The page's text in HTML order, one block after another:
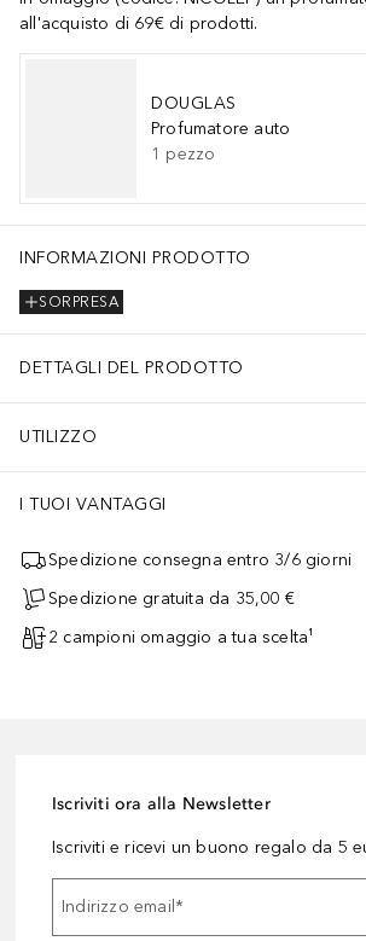
all'acquisto di 69€ di prodotti.
DOUGLAS
Profumatore auto
1 pezzo
INFORMAZIONI PRODOTTO
SORPRESA
DETTAGLI DEL PRODOTTO
UTILIZZO
I TUOI VANTAGGI
Spedizione consegna entro 3/6 giorni
Spedizione gratuita da 35,00 €
2 campioni omaggio a tua scelta¹
Iscriviti ora alla Newsletter
Iscriviti e ricevi un buono regalo da 5
Indirizzo email*